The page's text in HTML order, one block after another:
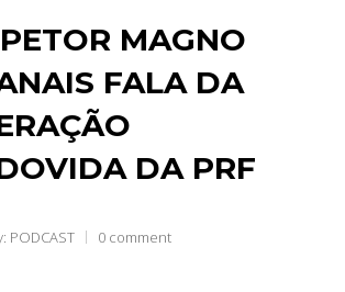
MAGNO
FALA DA
DA PRF
PODCAST 0 comment